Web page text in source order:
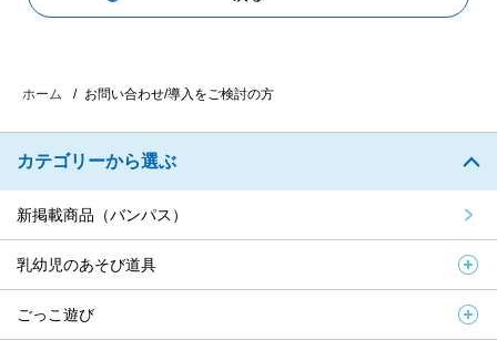
ホーム お問い合わせ/導入をご検討の方
カテゴリーから選ぶ
新掲載商品（バンパス）
乳幼児のあそび道具
ごっこ遊び